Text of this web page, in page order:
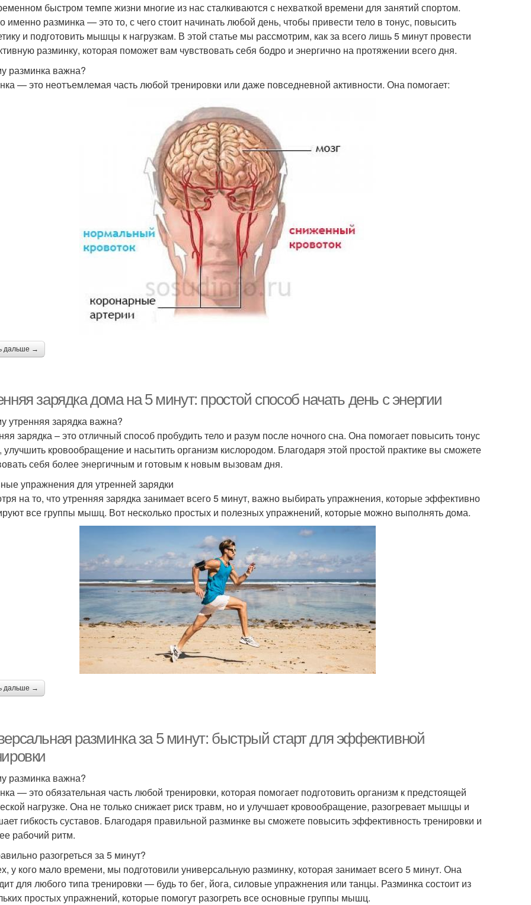
быстром темпе жизни многие из нас сталкиваются с нехваткой времени для занятий спортом.
именно разминка — это то, с чего стоит начинать любой день, чтобы привести тело в тонус, повысить
и подготовить мышцы к нагрузкам. В этой статье мы рассмотрим, как за всего лишь 5 минут провести
разминку, которая поможет вам чувствовать себя бодро и энергично на протяжении всего дня.
разминка важна?
— это неотъемлемая часть любой тренировки или даже повседневной активности. Она помогает:
дальше →
зарядка дома на 5 минут: простой способ начать день с энергии
утренняя зарядка важна?
зарядка – это отличный способ пробудить тело и разум после ночного сна. Она помогает повысить тонус
кровообращение и насытить организм кислородом. Благодаря этой простой практике вы сможете
себя более энергичным и готовым к новым вызовам дня.
упражнения для утренней зарядки
на то, что утренняя зарядка занимает всего 5 минут, важно выбирать упражнения, которые эффективно
все группы мышц. Вот несколько простых и полезных упражнений, которые можно выполнять дома.
дальше →
разминка за 5 минут: быстрый старт для эффективной
разминка важна?
— это обязательная часть любой тренировки, которая помогает подготовить организм к предстоящей
нагрузке. Она не только снижает риск травм, но и улучшает кровообращение, разогревает мышцы и
гибкость суставов. Благодаря правильной разминке вы сможете повысить эффективность тренировки и
рабочий ритм.
разогреться за 5 минут?
у кого мало времени, мы подготовили универсальную разминку, которая занимает всего 5 минут. Она
для любого типа тренировки — будь то бег, йога, силовые упражнения или танцы. Разминка состоит из
простых упражнений, которые помогут разогреть все основные группы мышц.